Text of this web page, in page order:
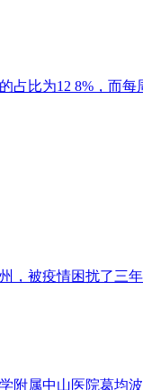
占比为12 8%，而
，被疫情困扰了三
附属中山医院葛均